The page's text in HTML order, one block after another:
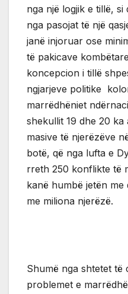
nga një logjik e tillë,
nga pasojat të një
janë injoruar ose
të pakicave
koncepcion i tillë
ngjarjeve politike
marrëdhëniet
shekullit 19 dhe 20
masive të njerëzëve
botë, që nga lufta e
rreth 250 konflikte të
kanë humbë jetën me
me miliona njerëzë.
Shumë nga shtetet të
problemet e